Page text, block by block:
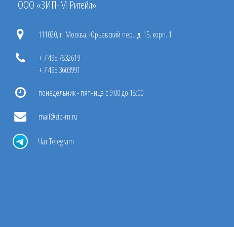
ООО «ЗИП-М Ритейл»
111020, г. Москва, Юрьевский пер., д. 15, корп. 1
+ 7 495 7832619
+ 7 495 3603991
понедельник - пятница с 9:00 до 18:00
mail@zip-m.ru
Чат Telegram